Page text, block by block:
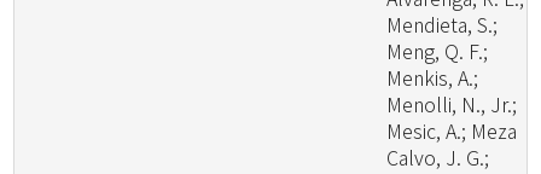
Mendieta, S.;
Meng, Q. F.;
Menkis, A.;
Menolli, N., Jr.;
Mesic, A.; Meza
Calvo, J. G.;